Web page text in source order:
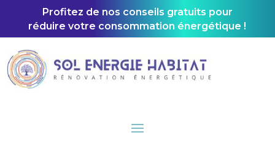
Profitez de nos conseils gratuits pour
réduire votre consommation énergétique !